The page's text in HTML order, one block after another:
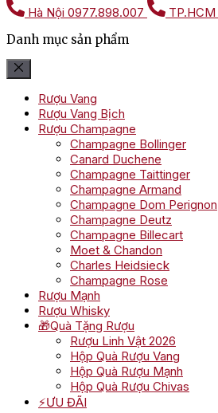
Hà Nội 0977.898.007 TP.HCM
Danh mục sản phẩm
Rượu Vang
Rượu Vang Bịch
Rượu Champagne
Champagne Bollinger
Canard Duchene
Champagne Taittinger
Champagne Armand
Champagne Dom Perignon
Champagne Deutz
Champagne Billecart
Moet & Chandon
Charles Heidsieck
Champagne Rose
Rượu Mạnh
Rượu Whisky
🎁Quà Tặng Rượu
Rượu Linh Vật 2026
Hộp Quà Rượu Vang
Hộp Quà Rượu Mạnh
Hộp Quà Rượu Chivas
⚡ƯU ĐÃI